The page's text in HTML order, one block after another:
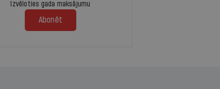
Izvēloties gada maksājumu
Abonēt